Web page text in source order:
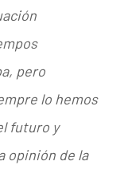
pero
lo hemos
futuro y
opinión de la